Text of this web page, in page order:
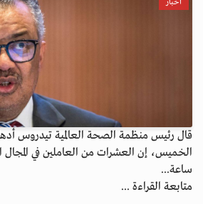
أخبار
قال رئيس منظمة الصحة العالمية تيدروس
ساعة...
متابعة القراءة ...